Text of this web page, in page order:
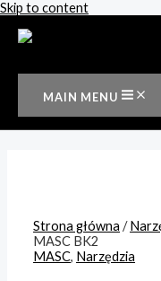
Skip to content
MAIN MENU
Strona główna /
MASC BK2
MASC, Narzędzia